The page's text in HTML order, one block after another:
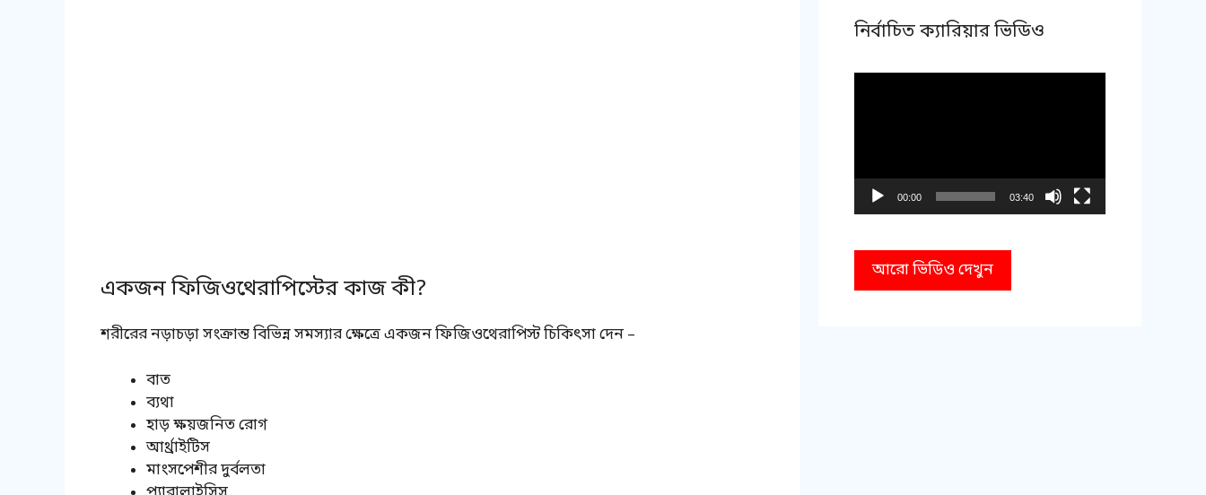
একজন ফিজিওথেরাপিস্টের কাজ কী?
শরীরের নড়াচড়া সংক্রান্ত বিভিন্ন সমস্যার ক্ষেত্রে একজন ফিজিওথেরাপিস্ট চিকিৎসা দেন –
বাত
ব্যথা
হাড় ক্ষয়জনিত রোগ
আর্থ্রাইটিস
মাংসপেশীর দুর্বলতা
নির্বাচিত ক্যারিয়ার ভিডিও
00:00 03:40
আরো ভিডিও দেখুন